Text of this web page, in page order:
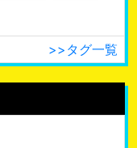
>>タグ一覧